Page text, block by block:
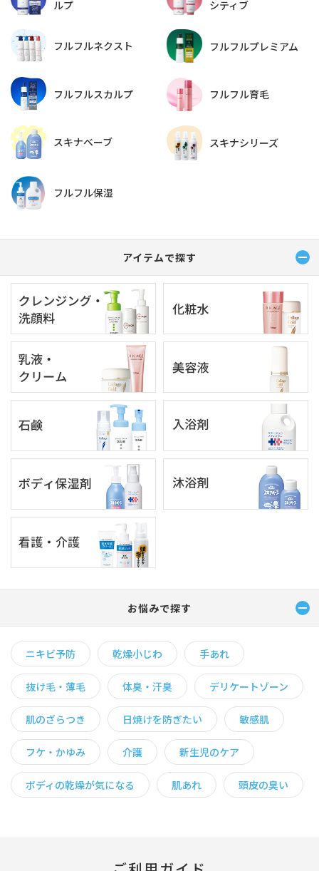
ルプ シティブ
フルフルネクスト フルフルプレミアム
フルフルスカルプ フルフル育毛
スキナベーブ スキナシリーズ
フルフル保湿
アイテムで探す
お悩みで探す
ニキビ予防 乾燥小じわ 手あれ
抜け毛・薄毛 体臭・汗臭 デリケートゾーン
肌のざらつき 日焼けを防ぎたい 敏感肌
フケ・かゆみ 介護 新生児のケア
ボディの乾燥が気になる 肌あれ 頭皮の臭い